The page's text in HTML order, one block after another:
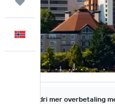
Norsk
Aldri mer overbetaling